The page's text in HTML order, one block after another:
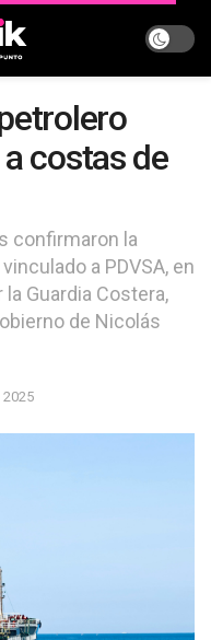
costas de
confirmaron la
a PDVSA, en
Guardia Costera,
de Nicolás
2025